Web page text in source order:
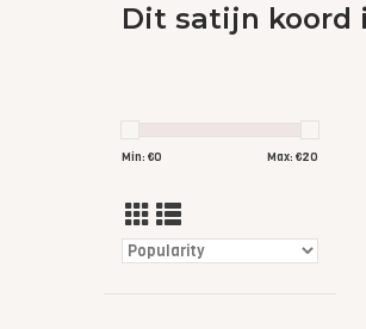
Dit satijn
Min: €0 Max: €20